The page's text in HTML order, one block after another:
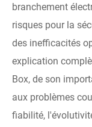
branchement
risques pour la
des inefficacités
explication
Box, de son
aux problèmes
fiabilité,